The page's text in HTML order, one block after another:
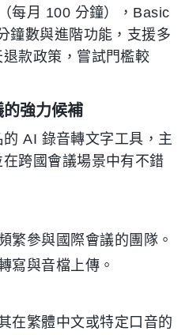
每月 100 分鐘），Basic
鐘數與進階功能，支援多
款政策，嘗試門檻較
強力候補
AI 錄音轉文字工具，主
跨國會議場景中有不錯
繁參與國際會議的團隊。
寫與音檔上傳。
在繁體中文或特定口音的